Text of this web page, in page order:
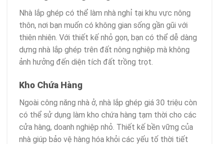
Nhà lắp ghép có thể làm nhà nghỉ tại khu vực nông
thôn, nơi bạn muốn có không gian sống gần gũi với
thiên nhiên. Với thiết kế nhỏ gọn, bạn có thể dễ dàng
dựng nhà lắp ghép trên đất nông nghiệp mà không
ảnh hưởng đến diện tích đất trồng trọt.
Kho Chứa Hàng
Ngoài công năng nhà ở, nhà lắp ghép giá 30 triệu còn
có thể sử dụng làm kho chứa hàng tạm thời cho các
cửa hàng, doanh nghiệp nhỏ. Thiết kế bền vững của
nhà giúp bảo vệ hàng hóa khỏi các yếu tố thời tiết